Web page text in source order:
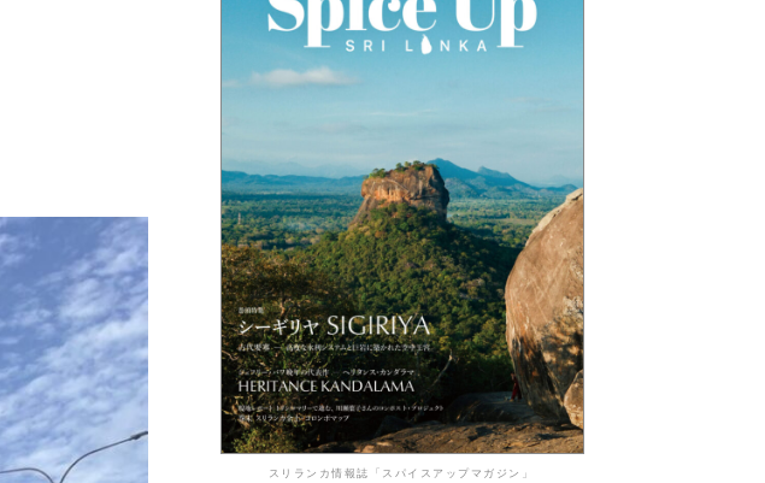
スリランカ情報誌「スパイスアップマガジン」